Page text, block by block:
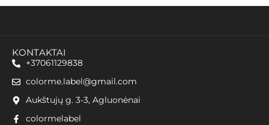
KONTAKTAI
+37061129838
colorme.label@gmail.com
Aukštujų g. 3-3, Agluonėnai
colormelabel